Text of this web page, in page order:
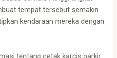
tempat tersebut semakin
kendaraan mereka dengan
tentang cetak karcis parkir